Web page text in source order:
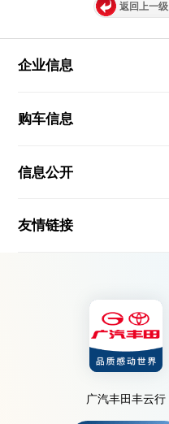
返回上一级
企业信息
购车信息
信息公开
友情链接
广汽丰田丰云行